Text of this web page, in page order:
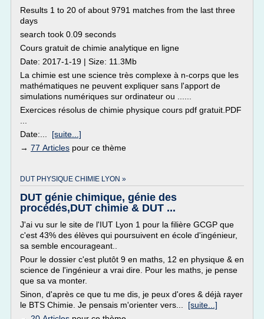
Results 1 to 20 of about 9791 matches from the last three
days
search took 0.09 seconds
Cours gratuit de chimie analytique en ligne
Date: 2017-1-19 | Size: 11.3Mb
La chimie est une science très complexe à n-corps que les
mathématiques ne peuvent expliquer sans l'apport de
simulations numériques sur ordinateur ou ......
Exercices résolus de chimie physique cours pdf gratuit.PDF
Date:... [suite...]
→ 77 Articles pour ce thème
DUT PHYSIQUE CHIMIE LYON »
DUT génie chimique, génie des
procédés,DUT chimie & DUT ...
J'ai vu sur le site de l'IUT Lyon 1 pour la filière GCGP que
c'est 43% des élèves qui poursuivent en école d'ingénieur,
sa semble encourageant..
Pour le dossier c'est plutôt 9 en maths, 12 en physique & en
science de l'ingénieur a vrai dire. Pour les maths, je pense
que sa va monter.
Sinon, d'après ce que tu me dis, je peux d'ores & déjà rayer
le BTS Chimie. Je pensais m'orienter vers... [suite...]